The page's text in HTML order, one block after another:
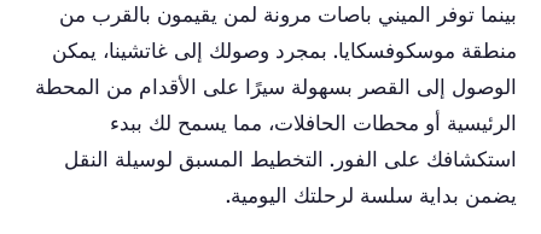
بينما توفر الميني باصات مرونة لمن يقيمون بالقرب من
منطقة موسكوفسكايا. بمجرد وصولك إلى غاتشينا، يمكن
الوصول إلى القصر بسهولة سيرًا على الأقدام من المحطة
الرئيسية أو محطات الحافلات، مما يسمح لك ببدء
استكشافك على الفور. التخطيط المسبق لوسيلة النقل
يضمن بداية سلسة لرحلتك اليومية.